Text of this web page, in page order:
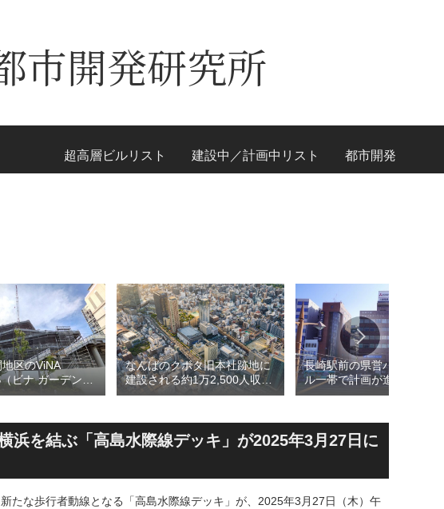
市開発研究所
超高層ビルリスト 建設中／計画中リスト 都市開発
区のViNA
ビナ ガーデン
の「（仮称）フ
2026年夏時点建
然温泉のほか子
ト関連の複合施設
なんばのクボタ旧本社跡地に
建設される約1万2,500人収容
の多目的アリーナ「（仮称）
区名称は「Kubota field（クボ
タフィールド）」に決定！！
長崎駅前の県営バスターミナ
ル一帯で計画が進む「大黒町
地区第一種市街地再開発事
としたホテル・商業・オフィ
スを備える新たな交通・都市
拠点を形成へ！！
浜を結ぶ「高島水際線デッキ」が2025年3月27日に
たな歩行者動線となる「高島水際線デッキ」が、2025年3月27日（木）午